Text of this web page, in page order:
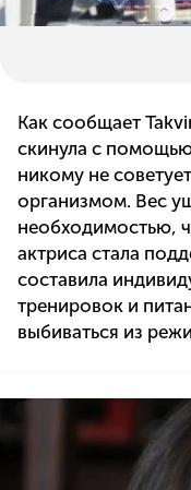
Как сообщает
скинула с
никому не
организмом. Вес
необходимостью,
актриса стала
составила
тренировок и
выбиваться из